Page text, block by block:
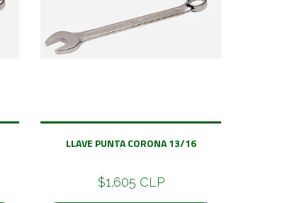
LLAVE PUNTA CORONA 13/16
$1.605 CLP